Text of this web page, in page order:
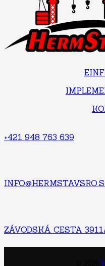
+421 948 763 639
ZÁVODSKÁ CESTA